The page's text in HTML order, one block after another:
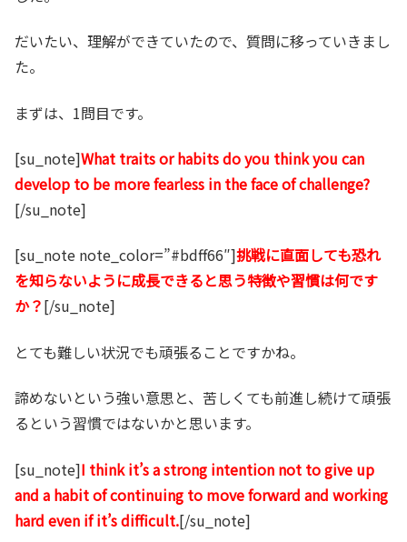
だいたい、理解ができていたので、質問に移っていきまし
た。
まずは、1問目です。
[su_note]What traits or habits do you think you can
develop to be more fearless in the face of challenge?
[/su_note]
[su_note note_color=”#bdff66″]挑戦に直面しても恐れ
を知らないように成長できると思う特徴や習慣は何です
か？[/su_note]
とても難しい状況でも頑張ることですかね。
諦めないという強い意思と、苦しくても前進し続けて頑張
るという習慣ではないかと思います。
[su_note]I think it’s a strong intention not to give up
and a habit of continuing to move forward and working
hard even if it’s difficult.[/su_note]